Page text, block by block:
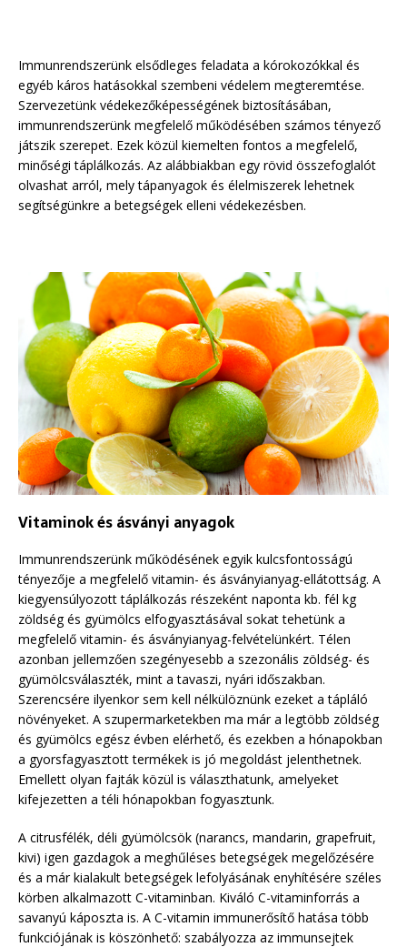
Immunrendszerünk elsődleges feladata a kórokozókkal és
egyéb káros hatásokkal szembeni védelem megteremtése.
Szervezetünk védekezőképességének biztosításában,
immunrendszerünk megfelelő működésében számos tényező
játszik szerepet. Ezek közül kiemelten fontos a megfelelő,
minőségi táplálkozás. Az alábbiakban egy rövid összefoglalót
olvashat arról, mely tápanyagok és élelmiszerek lehetnek
segítségünkre a betegségek elleni védekezésben.
Vitaminok és ásványi anyagok
Immunrendszerünk működésének egyik kulcsfontosságú
tényezője a megfelelő vitamin- és ásványianyag-ellátottság. A
kiegyensúlyozott táplálkozás részeként naponta kb. fél kg
zöldség és gyümölcs elfogyasztásával sokat tehetünk a
megfelelő vitamin- és ásványianyag-felvételünkért. Télen
azonban jellemzően szegényesebb a szezonális zöldség- és
gyümölcsválaszték, mint a tavaszi, nyári időszakban.
Szerencsére ilyenkor sem kell nélkülöznünk ezeket a tápláló
növényeket. A szupermarketekben ma már a legtöbb zöldség
és gyümölcs egész évben elérhető, és ezekben a hónapokban
a gyorsfagyasztott termékek is jó megoldást jelenthetnek.
Emellett olyan fajták közül is választhatunk, amelyeket
kifejezetten a téli hónapokban fogyasztunk.
A citrusfélék, déli gyümölcsök (narancs, mandarin, grapefruit,
kivi) igen gazdagok a meghűléses betegségek megelőzésére
és a már kialakult betegségek lefolyásának enyhítésére széles
körben alkalmazott C-vitaminban. Kiváló C-vitaminforrás a
savanyú káposzta is. A C-vitamin immunerősítő hatása több
funkciójának is köszönhető: szabályozza az immunsejtek